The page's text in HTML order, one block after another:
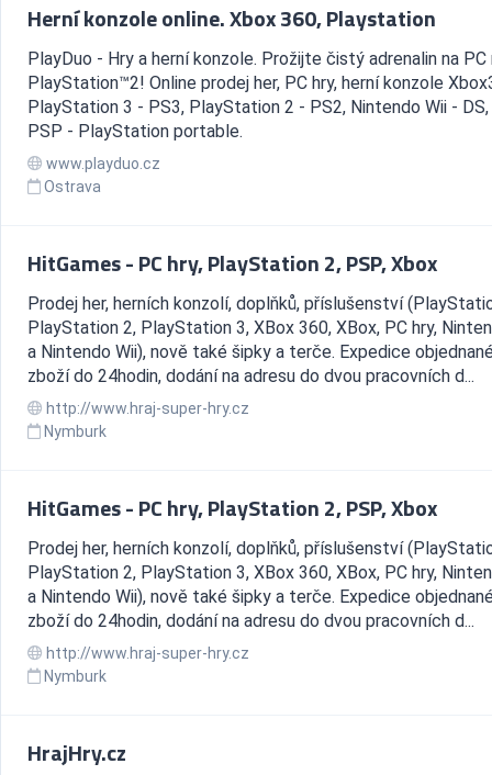
Herní konzole online. Xbox 360, Playstation
PlayDuo - Hry a herní konzole. Prožijte čistý adrenalin na PC
PlayStation™2! Online prodej her, PC hry, herní konzole
PlayStation 3 - PS3, PlayStation 2 - PS2, Nintendo Wii - DS,
PSP - PlayStation portable.
www.playduo.cz
Ostrava
HitGames - PC hry, PlayStation 2, PSP, Xbox
Prodej her, herních konzolí, doplňků, příslušenství
PlayStation 2, PlayStation 3, XBox 360, XBox, PC hry,
a Nintendo Wii), nově také šipky a terče. Expedice
zboží do 24hodin, dodání na adresu do dvou pracovních d...
http://www.hraj-super-hry.cz
Nymburk
HitGames - PC hry, PlayStation 2, PSP, Xbox
Prodej her, herních konzolí, doplňků, příslušenství
PlayStation 2, PlayStation 3, XBox 360, XBox, PC hry,
a Nintendo Wii), nově také šipky a terče. Expedice
zboží do 24hodin, dodání na adresu do dvou pracovních d...
http://www.hraj-super-hry.cz
Nymburk
HrajHry.cz